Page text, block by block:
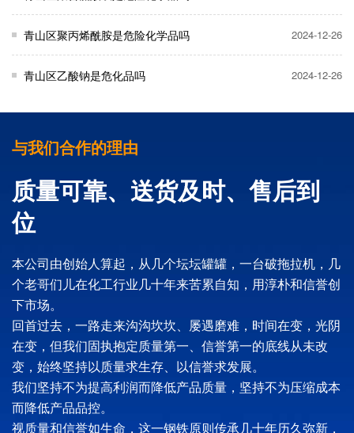
青山区聚丙烯酰胺是危险化学品吗 2024-12-26
青山区乙酸钠是危化品吗 2024-12-26
与我们合作的理由
质量可靠、送货及时、售后到
位
本公司由创始人算起，从几个坛坛罐罐，一台破拖拉机，几
个老哥们儿在化工行业几十年来苦累自知，用淳朴和信誉创
下市场。
回首过去，一路走来沟沟坎坎、屡遇磨难，时间在变，光阴
在变，但我们固执抱定质量第一、信誉第一的底线从未改
变，始终坚持以质量求生存、以信誉求发展。
我们坚持不为提高利润而降低产品质量，坚持不为压缩成本
而降低产品品控。
视质量和信誉如生命，这一钢铁原则传承几十年历久弥新，